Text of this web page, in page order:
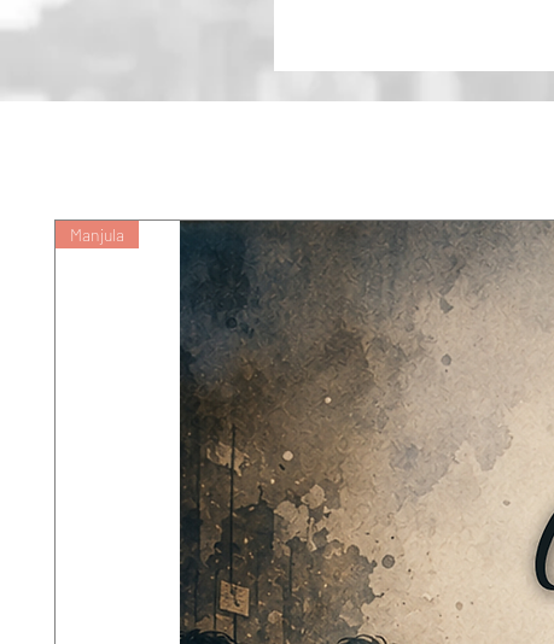
ग्रीस में जन्मे फिलिप के पुत्र सिकंदर को
और मुगल शासक अकबर को भी 'महान्' की
और लोककल्याणकारी चिंतन के कारण हुआ
Manjula